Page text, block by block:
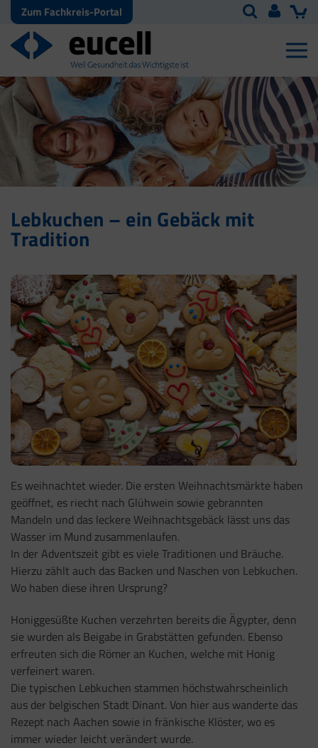
Zum Fachkreis-Portal
Lebkuchen – ein Gebäck mit
Tradition
Es weihnachtet wieder. Die ersten Weihnachtsmärkte haben
geöffnet, es riecht nach Glühwein sowie gebrannten
Mandeln und das leckere Weihnachtsgebäck lässt uns das
Wasser im Mund zusammenlaufen.
In der Adventszeit gibt es viele Traditionen und Bräuche.
Hierzu zählt auch das Backen und Naschen von Lebkuchen.
Wo haben diese ihren Ursprung?
Honiggesüßte Kuchen verzehrten bereits die Ägypter, denn
sie wurden als Beigabe in Grabstätten gefunden. Ebenso
erfreuten sich die Römer an Kuchen, welche mit Honig
verfeinert waren.
Die typischen Lebkuchen stammen höchstwahrscheinlich
aus der belgischen Stadt Dinant. Von hier aus wanderte das
Rezept nach Aachen sowie in fränkische Klöster, wo es
immer wieder leicht verändert wurde.